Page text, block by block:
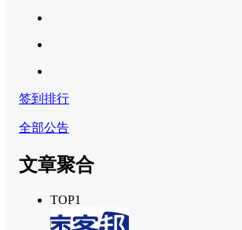
签到排行
全部公告
文章聚合
TOP1